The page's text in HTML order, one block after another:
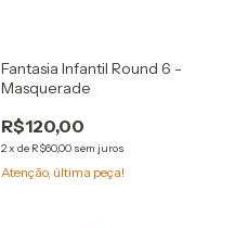
Fantasia Infantil Round 6 -
Masquerade
R$120,00
2x de R$60,00 sem juros
Atenção, última peça!